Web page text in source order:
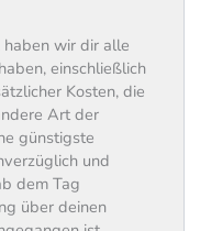
wir dir alle
einschließlich
Kosten, die
Art der
günstigste
und
dem Tag
über deinen